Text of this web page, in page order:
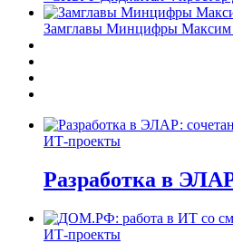
Замглавы Минцифры Максим
ИТ-проекты
Разработка в
ИТ-проекты